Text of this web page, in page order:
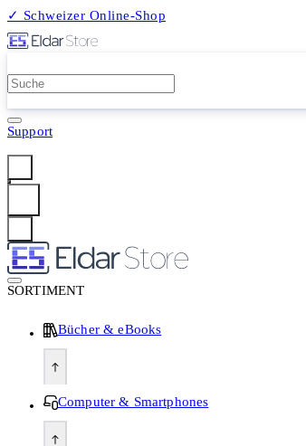
✓ Schweizer Online-Shop
Support
SORTIMENT
Bücher & eBooks
Computer & Smartphones